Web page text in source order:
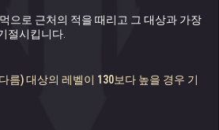
동굴 벽에 단단히 묶이고
쿠이트들은 소지품을 챙
같은 어둠을 노려보았습
속에서 그 대군주라는 사
러낼 터였죠. 안드바리는
으로 근처의 적을 때리고 그 대상과 가장
절시킵니다.
름) 대상의 레벨이 130보다 높을 경우 기
리이/가 살아 있는 동안, 자리 이동 및 녹
가까이 있는 아군을 보호하는데, 자기 바
경우, 자리 이동 또는 녹업 효과를 차단
바위 손을 소환합니다. 바위 손은 물리
절시키며 2 초 동안 대상을 땅에 묶어둡
름) 대상의 레벨이 130보다 높을 경우 기
하는 보호 장벽으로 방어가 가장 낮은 아
해 보호받는 히어로는 흡수된 모든 데미